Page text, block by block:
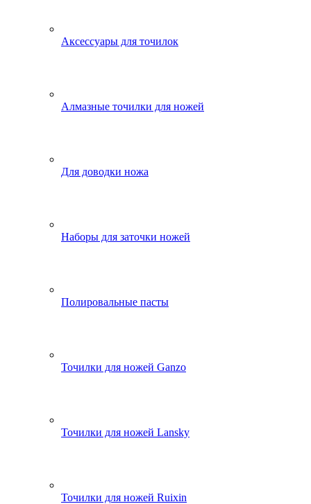
Аксессуары для точилок
Алмазные точилки для ножей
Для доводки ножа
Наборы для заточки ножей
Полировальные пасты
Точилки для ножей Ganzo
Точилки для ножей Lansky
Точилки для ножей Ruixin